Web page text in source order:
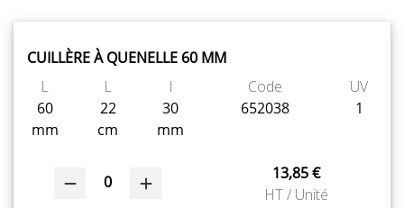
CUILLÈRE À QUENELLE 60 MM
L
60
mm
L
22
cm
l
30
mm
Code
652038
UV
1
0
13,85 €
HT / Unité